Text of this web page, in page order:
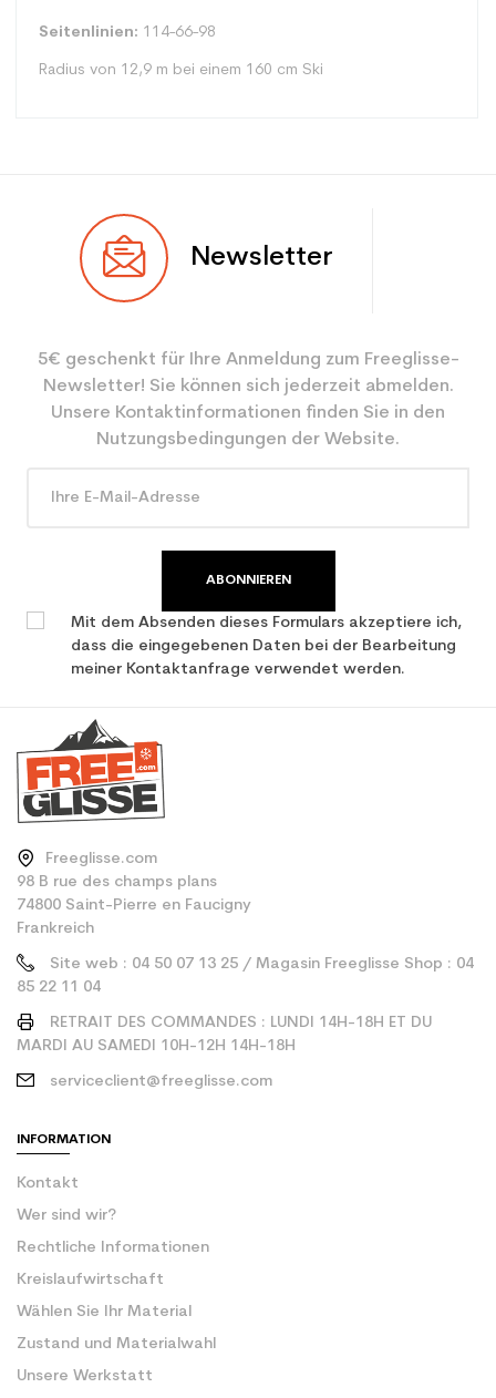
Seitenlinien: 114-66-98
Radius von 12,9 m bei einem 160 cm Ski
Benutzer Junior
Farbe Weiß
Benutzer - Konfigurator ein Junior
CO2-Einsparungen für
2.1
Leistung
Newsletter
5€ geschenkt für Ihre Anmeldung zum Freeglisse-
Newsletter! Sie können sich jederzeit abmelden.
Unsere Kontaktinformationen finden Sie in den
Nutzungsbedingungen der Website.
ABONNIEREN
Mit dem Absenden dieses Formulars akzeptiere ich,
dass die eingegebenen Daten bei der Bearbeitung
meiner Kontaktanfrage verwendet werden.
Freeglisse.com
98 B rue des champs plans
74800 Saint-Pierre en Faucigny
Frankreich
Site web : 04 50 07 13 25 / Magasin Freeglisse Shop : 04
85 22 11 04
RETRAIT DES COMMANDES : LUNDI 14H-18H ET DU
MARDI AU SAMEDI 10H-12H 14H-18H
serviceclient@freeglisse.com
INFORMATION
Kontakt
Wer sind wir?
Rechtliche Informationen
Kreislaufwirtschaft
Wählen Sie Ihr Material
Zustand und Materialwahl
Unsere Werkstatt